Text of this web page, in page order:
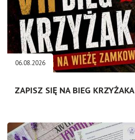
06.08.2026
ZAPISZ SIĘ NA BIEG KRZYŻAKA